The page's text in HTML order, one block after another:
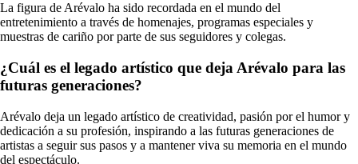
La figura de Arévalo ha sido recordada en el mundo del
entretenimiento a través de homenajes, programas especiales y
muestras de cariño por parte de sus seguidores y colegas.
¿Cuál es el legado artístico que deja Arévalo para las
futuras generaciones?
Arévalo deja un legado artístico de creatividad, pasión por el humor y
dedicación a su profesión, inspirando a las futuras generaciones de
artistas a seguir sus pasos y a mantener viva su memoria en el mundo
del espectáculo.